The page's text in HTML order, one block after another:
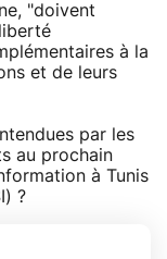
"doivent
à la
et de leurs
par les
au prochain
à Tunis
?